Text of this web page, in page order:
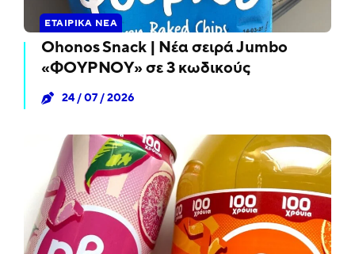
ΕΤΑΙΡΙΚΆ ΝΈΑ
Ohonos Snack | Νέα σειρά Jumbo
«ΦΟΥΡΝΟΥ» σε 3 κωδικούς
24 / 07 / 2026